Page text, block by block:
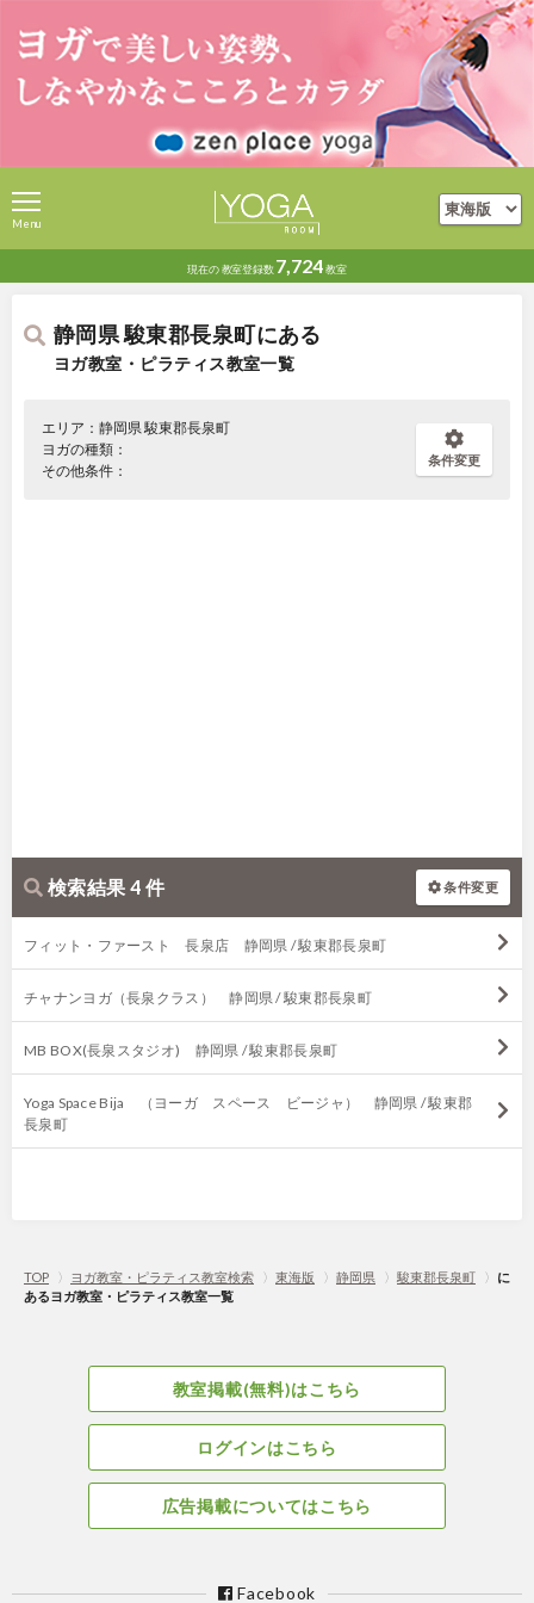
現在の教室登録数 7,724教室
Menu
静岡県 駿東郡長泉町にある
ヨガ教室・ピラティス教室一覧
エリア：静岡県 駿東郡長泉町
ヨガの種類：
その他条件：
条件変更
検索結果 4 件 条件変更
フィット・ファースト 長泉店 静岡県 / 駿東郡長泉町
チャナンヨガ（長泉クラス） 静岡県 / 駿東郡長泉町
MB BOX(長泉スタジオ) 静岡県 / 駿東郡長泉町
Yoga Space Bija （ヨーガ スペース ビージャ） 静岡県 / 駿東郡
長泉町
TOP 〉 ヨガ教室・ピラティス教室検索 〉 東海版 〉 静岡県 〉 駿東郡長泉町 〉 に
あるヨガ教室・ピラティス教室一覧
教室掲載(無料)はこちら
ログインはこちら
広告掲載についてはこちら
Facebook